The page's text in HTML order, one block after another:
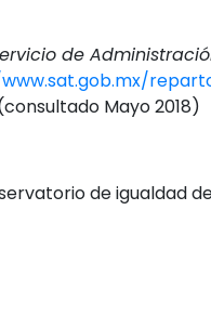
de
Mayo 2018)
de igualdad